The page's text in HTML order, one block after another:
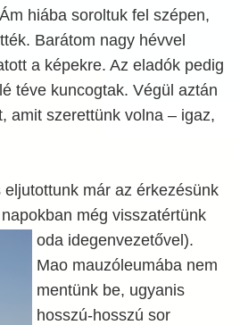
hiába soroltuk fel szépen,
Barátom nagy hévvel
a képekre. Az eladók pedig
téve kuncogtak. Végül aztán
amit szerettünk volna – igaz,
már az érkezésünk
még visszatértünk
oda idegenvezetővel).
Mao mauzóleumába nem
mentünk be, ugyanis
hosszú-hosszú sor